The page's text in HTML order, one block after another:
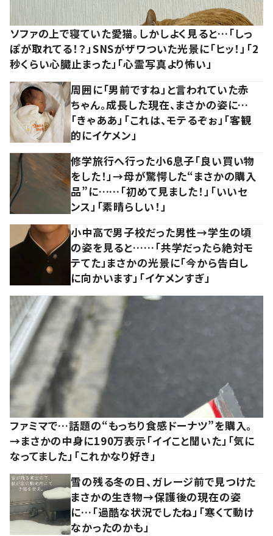
ソファの上で寝ていた愛猫。しかしよく見ると…「しっ
ぽが取れてる！？」SNSがザワついた光景に「ヒッ！」「2
秒くらい心臓止まった」「心霊写真より怖い」
周囲に「男前ですね」と言われていた赤
ちゃん。成長した現在、まさかの姿に…
「きゃああ」「これは、モテるぞぉ」「客観
的にイケメン」
修学旅行へ行った小6息子「良い買い物
をした！」→母が驚愕した“まさかの購入
品”に……「初めて見ました！」「いいセ
ンス」「素晴らしい！」
小中高で男子校だった男性→学生の頃
の姿を見ると……「共学だったら絶対モ
テてた」まさかの光景に「今から告白し
に向かいます」「イケメンすぎ」
ファミマで…話題の“もっちり食感ドーナツ”を購入。
→まさかの中身に190万表示「イイこと聞いた」「気に
なってました」「これかなり好き」
雪の残る冬の日、ガレージ前で見つけた
まさかの生き物→保護後の現在の姿
に…「過酷な状況でしたね」「寒くて動け
なかったのかも」